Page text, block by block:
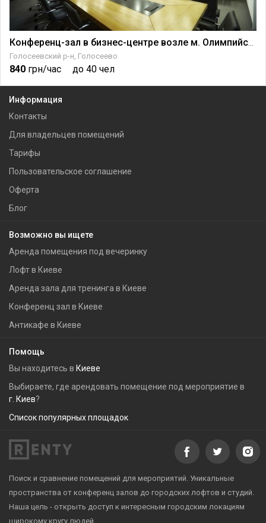
Голосеевский р-н, Голосеево
840 грн/час до 40 чел
Информация
Контакты
Для владельцев помещений
Тарифы
Пользовательское соглашение
Оферта
Блог
Возможно вы ищете
Аренда помещения под вечеринку
Лофт в Киеве
Аренда зала для тренинга в Киеве
Конференц зал в Киеве
Антикафе в Киеве
Помощь
Вы находитесь в Киеве
Выбираете, где арендовать помещение под мероприятие в
г. Киев?
Список популярных площадок
Поиск и сравнение помещений для мероприятий. Уникальные
пространства от конференц залов до городских лофтов и студий.
Наша цель - открыть доступ к интересным городским локациям
широкому кругу людей